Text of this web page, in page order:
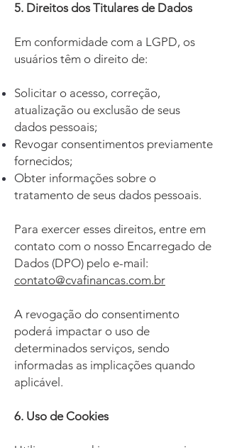
5. Direitos dos Titulares de Dados
Em conformidade com a LGPD, os
usuários têm o direito de:
Solicitar o acesso, correção,
atualização ou exclusão de seus
dados pessoais;
Revogar consentimentos previamente
fornecidos;
Obter informações sobre o
tratamento de seus dados pessoais.
Para exercer esses direitos, entre em
contato com o nosso Encarregado de
Dados (DPO) pelo e-mail:
contato@cvafinancas.com.br
A revogação do consentimento
poderá impactar o uso de
determinados serviços, sendo
informadas as implicações quando
aplicável.
6. Uso de Cookies